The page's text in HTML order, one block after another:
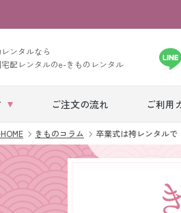
ンタルなら
配レンタルのe-きものレンタル
ご注文の流れ ご利用
ンタル 振袖レンタル
物レン
ジュニア着物レ
きものコラム 卒業式は袴レンタル